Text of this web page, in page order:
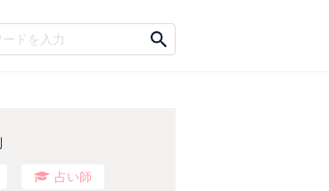
占い師